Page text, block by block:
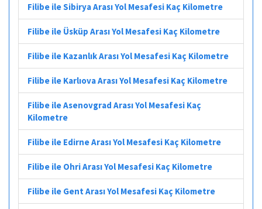
Filibe ile Sibirya Arası Yol Mesafesi Kaç Kilometre
Filibe ile Üsküp Arası Yol Mesafesi Kaç Kilometre
Filibe ile Kazanlık Arası Yol Mesafesi Kaç Kilometre
Filibe ile Karlıova Arası Yol Mesafesi Kaç Kilometre
Filibe ile Asenovgrad Arası Yol Mesafesi Kaç
Kilometre
Filibe ile Edirne Arası Yol Mesafesi Kaç Kilometre
Filibe ile Ohri Arası Yol Mesafesi Kaç Kilometre
Filibe ile Gent Arası Yol Mesafesi Kaç Kilometre